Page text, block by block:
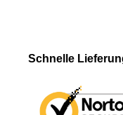
Schnelle